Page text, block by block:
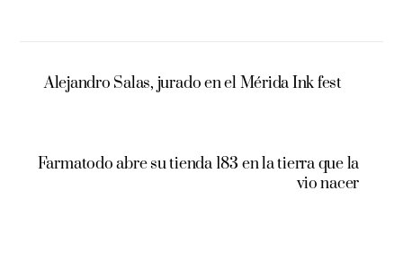
Alejandro Salas, jurado en el Mérida Ink fest
Farmatodo abre su tienda 183 en la tierra que la
vio nacer